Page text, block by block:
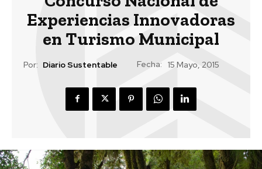
Experiencias Innovadoras
en Turismo Municipal
Por: Diario Sustentable Fecha: 15 Mayo, 2015